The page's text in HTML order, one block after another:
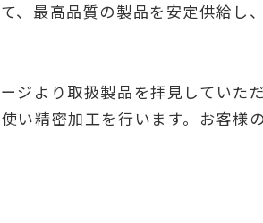
、最高品質の製品を安定供給し
ジより取扱製品を拝見していた
い精密加工を行います。お客様